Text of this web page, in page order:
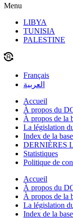
Menu
LIBYA
TUNISIA
PALESTINE
Français
العربية
Accueil
À propos du
À propos de la
La législation
Index de la
DERNIÈRES
Statistiques
Politique de
Accueil
À propos du
À propos de la
La législation
Index de la